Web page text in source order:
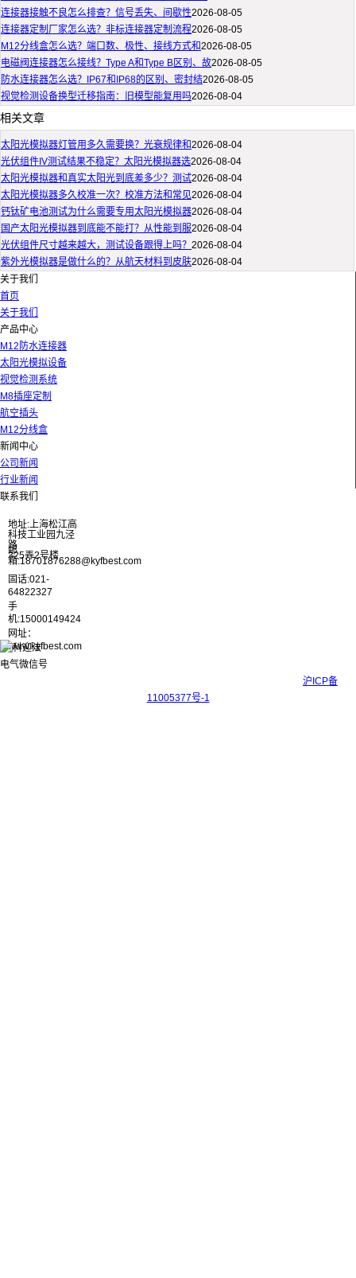
连接器接触不良怎么排查？信号丢失、间歇性2026-08-05
连接器定制厂家怎么选？非标连接器定制流程2026-08-05
M12分线盒怎么选？端口数、极性、接线方式和2026-08-05
电磁阀连接器怎么接线？Type A和Type B区别、故2026-08-05
防水连接器怎么选？IP67和IP68的区别、密封结2026-08-05
视觉检测设备换型迁移指南：旧模型能复用吗2026-08-04
相关文章
太阳光模拟器灯管用多久需要换？光衰规律和2026-08-04
光伏组件IV测试结果不稳定？太阳光模拟器选2026-08-04
太阳光模拟器和真实太阳光到底差多少？测试2026-08-04
太阳光模拟器多久校准一次？校准方法和常见2026-08-04
钙钛矿电池测试为什么需要专用太阳光模拟器2026-08-04
国产太阳光模拟器到底能不能打？从性能到服2026-08-04
光伏组件尺寸越来越大，测试设备跟得上吗？ 2026-08-04
紫外光模拟器是做什么的？从航天材料到皮肤2026-08-04
关于我们
首页
关于我们
产品中心
M12防水连接器
太阳光模拟设备
视觉检测系统
M8插座定制
航空插头
M12分线盒
新闻中心
公司新闻
行业新闻
联系我们
地址:上海松江高
科技工业园九泾
路
325弄2号楼
邮
箱:18701876288@kyfbest.com
固话:021-
64822327
手
机:15000149424
网址：
www.kyfbest.com
沪ICP备
11005377号-1